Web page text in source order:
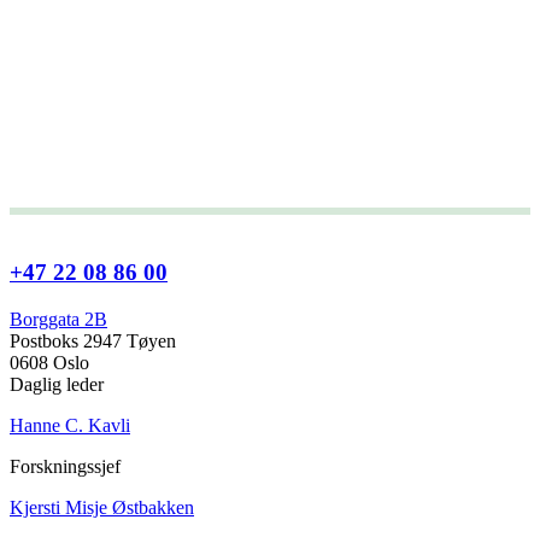
+47 22 08 86 00
Borggata 2B
Postboks 2947 Tøyen
0608 Oslo
Daglig leder
Hanne C. Kavli
Forskningssjef
Kjersti Misje Østbakken